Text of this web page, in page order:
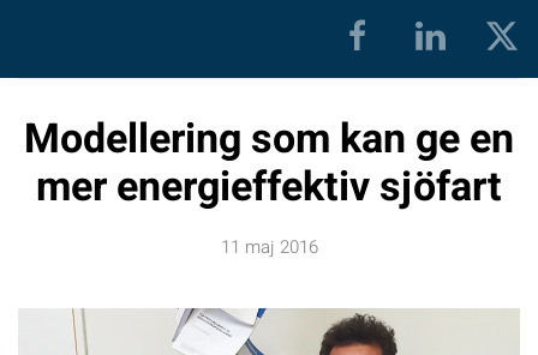
Modellering som kan ge en
mer energieffektiv sjöfart
11 maj 2016